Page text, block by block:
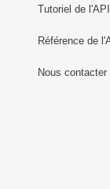
Tutoriel de l'API
Référence de
Nous contacter